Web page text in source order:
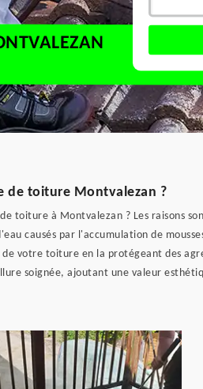
de toiture Montvalezan ?
toiture à Montvalezan ? Les raisons
causés par l'accumulation de
votre toiture en la protégeant des
soignée, ajoutant une valeur